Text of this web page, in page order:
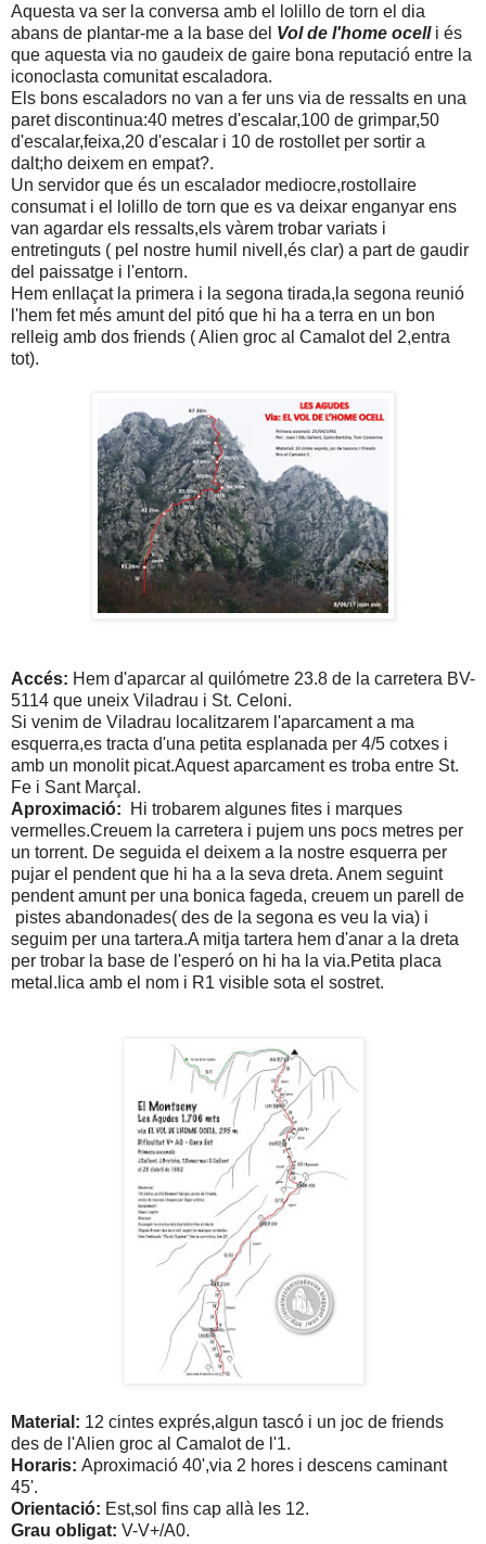
Aquesta va ser la conversa amb el lolillo de torn el dia
abans de plantar-me a la base del Vol de l'home ocell i és
que aquesta via no gaudeix de gaire bona reputació entre la
iconoclasta comunitat escaladora.
Els bons escaladors no van a fer uns via de ressalts en una
paret discontinua:40 metres d'escalar,100 de grimpar,50
d'escalar,feixa,20 d'escalar i 10 de rostollet per sortir a
dalt;ho deixem en empat?.
Un servidor que és un escalador mediocre,rostollaire
consumat i el lolillo de torn que es va deixar enganyar ens
van agardar els ressalts,els vàrem trobar variats i
entretinguts ( pel nostre humil nivell,és clar) a part de gaudir
del paissatge i l'entorn.
Hem enllaçat la primera i la segona tirada,la segona reunió
l'hem fet més amunt del pitó que hi ha a terra en un bon
relleig amb dos friends ( Alien groc al Camalot del 2,entra
tot).
Accés: Hem d'aparcar al quilómetre 23.8 de la carretera BV-
5114 que uneix Viladrau i St. Celoni.
Si venim de Viladrau localitzarem l'aparcament a ma
esquerra,es tracta d'una petita esplanada per 4/5 cotxes i
amb un monolit picat.Aquest aparcament es troba entre St.
Fe i Sant Marçal.
Aproximació:
Hi trobarem algunes fites i marques
vermelles.Creuem la carretera i pujem uns pocs metres per
un torrent. De seguida el deixem a la nostre esquerra per
pujar el pendent que hi ha a la seva dreta. Anem seguint
pendent amunt per una bonica fageda, creuem un parell de
pistes abandonades( des de la segona es veu la via) i
seguim per una tartera.A mitja tartera hem d'anar a la dreta
per trobar la base de l'esperó on hi ha la via.Petita placa
metal.lica amb el nom i R1 visible sota el sostret.
Material: 12 cintes exprés,algun tascó i un joc de friends
des de l'Alien groc al Camalot de l'1.
Horaris: Aproximació 40',via 2 hores i descens caminant
45'.
Orientació: Est,sol fins cap allà les 12.
Grau obligat: V-V+/A0.